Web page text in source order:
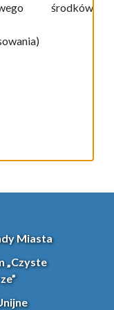
środków
Miasta
„Czyste